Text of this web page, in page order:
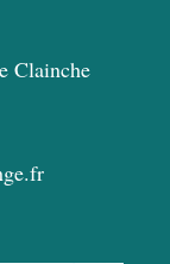
Clainche